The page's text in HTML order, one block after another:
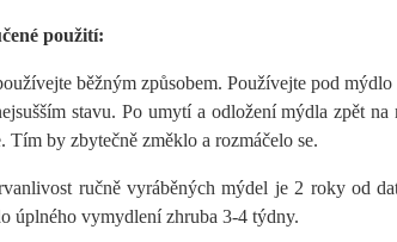
použití:
běžným způsobem. Používejte pod
stavu. Po umytí a odložení mýdla zpět
Tím by zbytečně změklo a rozmáčelo se.
ručně vyráběných mýdel je 2 roky od
úplného vymydlení zhruba 3-4 týdny.